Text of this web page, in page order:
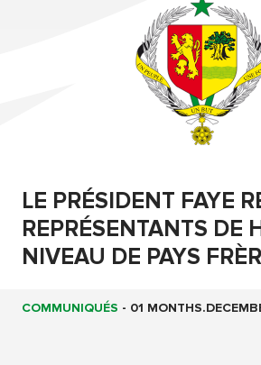
LE PRÉSIDENT FAYE
REPRÉSENTANTS DE
NIVEAU DE PAYS
COMMUNIQUÉS - 01